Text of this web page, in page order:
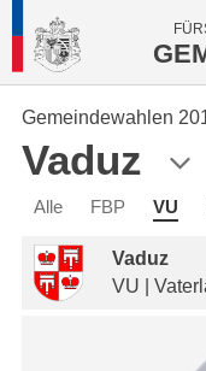
Gemeindewahlen
Vaduz
Alle FBP VU
Vaduz
VU |